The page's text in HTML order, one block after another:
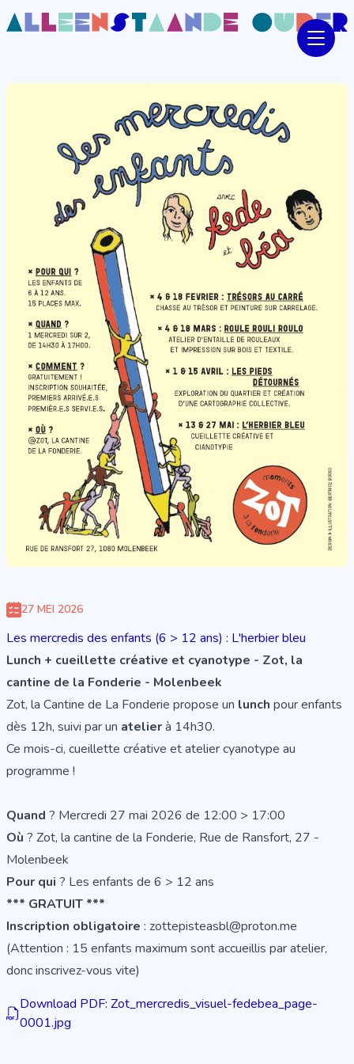
27 MEI 2026
Les mercredis des enfants (6 > 12 ans) : L'herbier bleu
Lunch + cueillette créative et cyanotype - Zot, la
cantine de la Fonderie - Molenbeek
Zot, la Cantine de La Fonderie propose un lunch pour enfants
dès 12h, suivi par un atelierà 14h30.
Ce mois-ci, cueillette créative et atelier cyanotype au
programme !
Quand ? Mercredi 27 mai 2026 de 12:00 > 17:00
Où ? Zot, la cantine de la Fonderie, Rue de Ransfort, 27 -
Molenbeek
Pour qui ? Les enfants de 6 > 12 ans
*** GRATUIT ***
Inscription obligatoire : zottepisteasbl@proton.me
(Attention : 15 enfants maximum sont accueillis par atelier,
donc inscrivez-vous vite)
Download PDF: Zot_mercredis_visuel-fedebea_page-
0001.jpg